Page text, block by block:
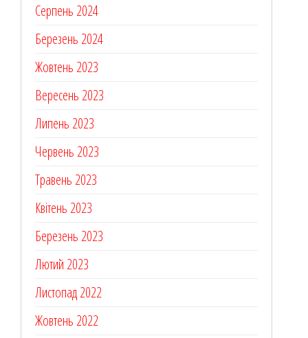
Серпень 2024
Березень 2024
Жовтень 2023
Вересень 2023
Липень 2023
Червень 2023
Травень 2023
Квітень 2023
Березень 2023
Лютий 2023
Листопад 2022
Жовтень 2022